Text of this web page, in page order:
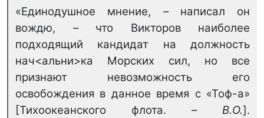
«Единодушное мнение, – написал он
вождю, – что Викторов наиболее
подходящий кандидат на должность
нач<альни>ка Морских сил, но все
признают невозможность его
освобождения в данное время с «Тоф-а»
[Тихоокеанского флота. – В.О.].